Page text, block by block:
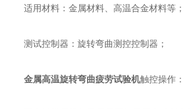
适用材料 ： 金属材料、高温合金材料等 ；
测试控制器 ： 旋转弯曲测控控制器 ；
金属高温旋转弯曲疲劳试验机触控操作 ：